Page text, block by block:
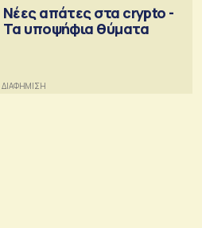
Νέες απάτες στα crypto -
Τα υποψήφια θύματα